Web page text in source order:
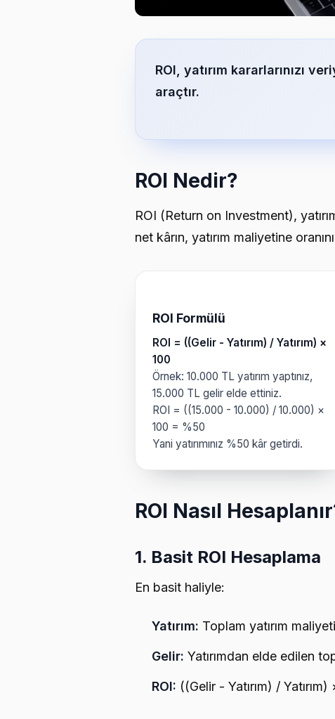
ROI, yatırım kararlarınızı
araçtır.
ROI Nedir?
ROI (Return on Investment),
net kârın, yatırım maliyetine
ROI Formülü
ROI = ((Gelir - Yatırım) / Yatırım) ×
100
Örnek: 10.000 TL yatırım yaptınız,
15.000 TL gelir elde ettiniz.
ROI = ((15.000 - 10.000) / 10.000) ×
100 = %50
Yani yatırımınız %50 kâr getirdi.
ROI Nasıl
1. Basit ROI Hesaplama
En basit haliyle:
Yatırım: Toplam yatırım maliyeti
Gelir: Yatırımdan elde edilen
ROI: ((Gelir - Yatırım) / Yatırım)